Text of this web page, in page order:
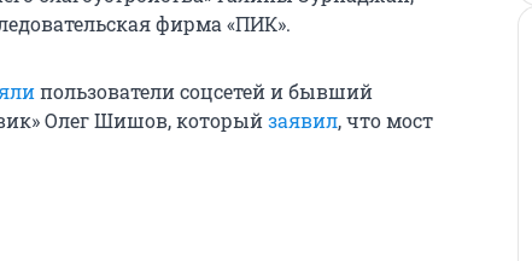
фирма «ПИК».
пользователи соцсетей и бывший
Олег Шишов, которыйзаявил, что мост